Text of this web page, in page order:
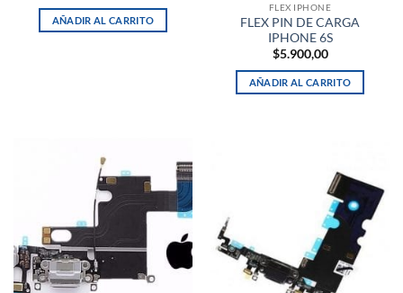
AÑADIR AL CARRITO
FLEX IPHONE
FLEX PIN DE CARGA
IPHONE 6S
$5.900,00
AÑADIR AL CARRITO